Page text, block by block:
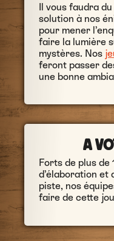
Il vous faudra
solution à nos
pour mener
faire la lumière
mystères. Nos
feront passer
une bonne
A
Forts de plus de
d’élaboration et
piste, nos
faire de cette